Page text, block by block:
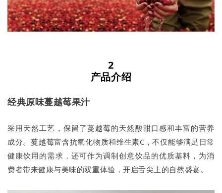
2
产品介绍
经典原味蔓越莓果汁
采用天然工艺，保留了蔓越莓的天然酸甜口感和丰富的营养
成分。蔓越莓富含抗氧化物质和维生素C，不仅能够满足日常
健康饮用的需求，还可作为调制创意饮品的优质基料，为消
费者带来健康与美味的双重体验，开启舌尖上的自然盛宴。